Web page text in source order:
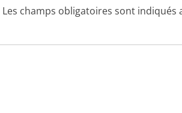
Les champs obligatoires sont indiqués